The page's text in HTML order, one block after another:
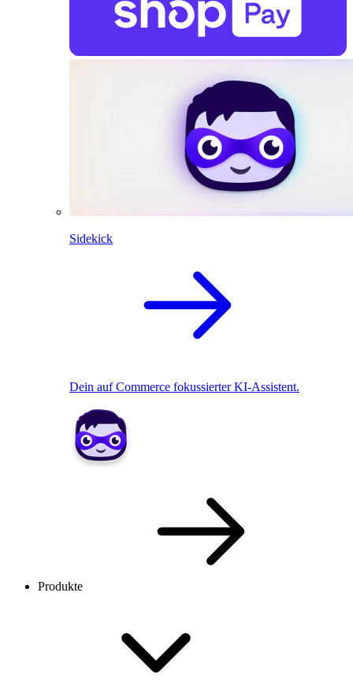
Sidekick
Dein auf Commerce fokussierter KI-Assistent.
Produkte